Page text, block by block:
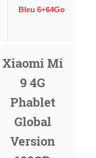
Bleu 6+64Go
Xiaomi Mi
9 4G
Phablet
Global
Version